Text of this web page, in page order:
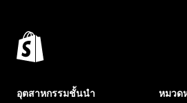
อุตสาหกรรมชั้นนำ หมวด